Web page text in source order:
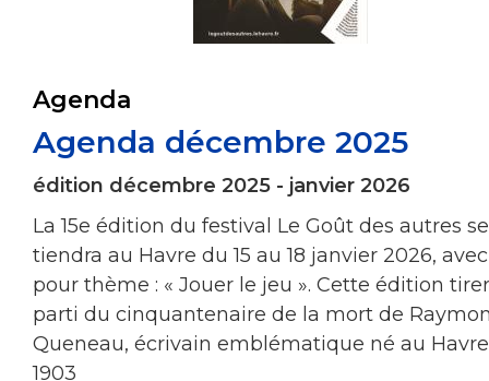
Agenda
Agenda décembre 2025
édition décembre 2025 - janvier 2026
La 15e édition du festival Le Goût des autres se
tiendra au Havre du 15 au 18 janvier 2026, avec
pour thème : « Jouer le jeu ». Cette édition
parti du cinquantenaire de la mort de
Queneau, écrivain emblématique né au
1903